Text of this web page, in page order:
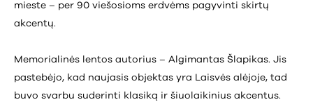
mieste – per 90 viešosioms erdvėms pagyvinti skirtų
akcentų.
Memorialinės lentos autorius – Algimantas Šlapikas. Jis
pastebėjo, kad naujasis objektas yra Laisvės alėjoje, tad
buvo svarbu suderinti klasiką ir šiuolaikinius akcentus.